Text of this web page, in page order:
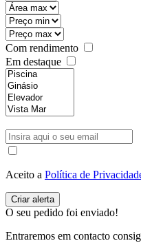
Com rendimento
Em destaque
Aceito a Política de
O seu pedido foi enviado!
Entraremos em contacto